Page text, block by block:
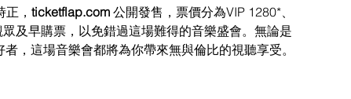
， ticketflap.com 公開發售，票價分為VIP 1280*、
及早購票，以免錯過這場難得的音樂盛會。無論是
，這場音樂會都將為你帶來無與倫比的視聽享受。